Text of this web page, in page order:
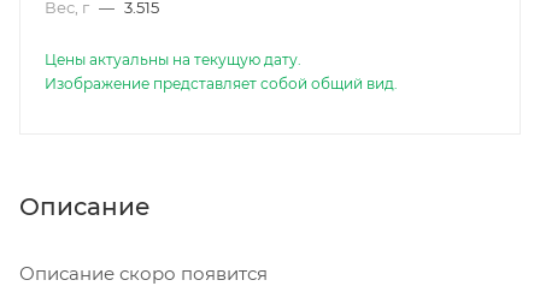
Вес, г — 3.515
Цены актуальны на текущую дату.
Изображение представляет собой общий вид.
Описание
Описание скоро появится